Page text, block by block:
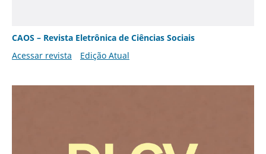
CAOS – Revista Eletrônica de Ciências Sociais
Acessar revista
Edição Atual